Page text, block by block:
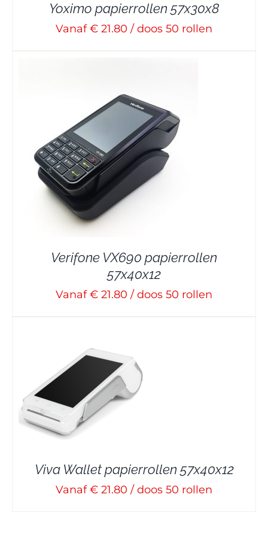
Yoximo papierrollen 57x30x8
Vanaf € 21.80 / doos 50 rollen
Verifone VX690 papierrollen
57x40x12
Vanaf € 21.80 / doos 50 rollen
Viva Wallet papierrollen 57x40x12
Vanaf € 21.80 / doos 50 rollen